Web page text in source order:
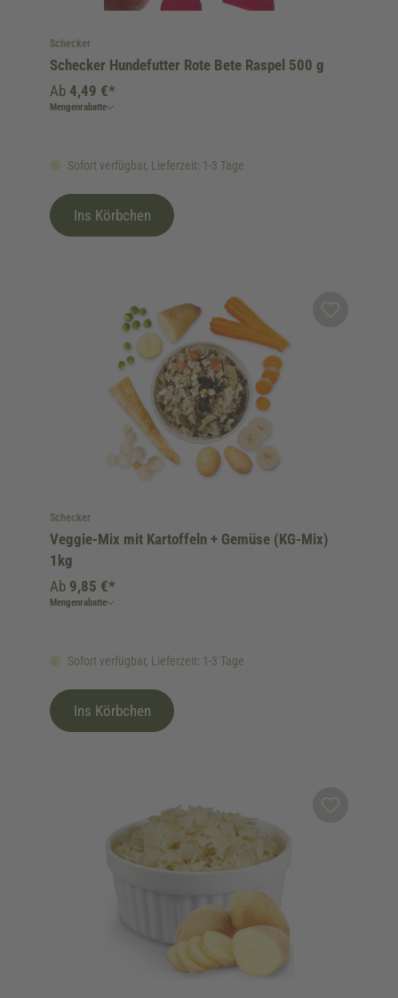
Schecker
Schecker Hundefutter Rote Bete Raspel 500 g
Sofort verfügbar, Lieferzeit: 1-3 Tage
Ab 4,49 €*
Mengenrabatte
Ins Körbchen
Schecker
Veggie-Mix mit Kartoffeln + Gemüse (KG-Mix)
1kg
Sofort verfügbar, Lieferzeit: 1-3 Tage
Ab 9,85 €*
Mengenrabatte
Ins Körbchen